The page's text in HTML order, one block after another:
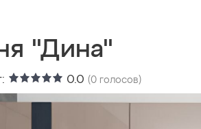
"Дина"
0.0 (0 голосов)